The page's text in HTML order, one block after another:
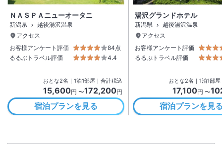
ＮＡＳＰＡニューオータニ
新潟県
越後湯沢温泉
アクセス
お客様アンケート評価
84点
るるぶトラベル評価
4.4
おとな2名 ｜ 1泊1部屋｜合計税込
15,600円 〜172,200円
宿泊プランを見る
湯沢グランドホテル
新潟県
越後湯沢温泉
アクセス
お客様アンケート評価
るるぶトラベル評価
おとな2名 ｜ 1泊1部屋
17,100円 〜
宿泊プランを見